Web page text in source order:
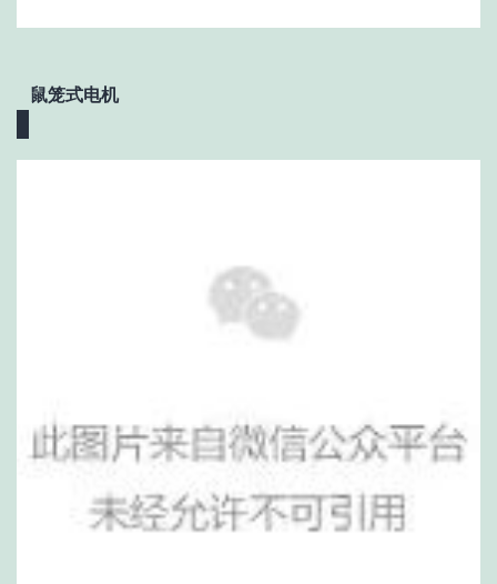
鼠笼式电机